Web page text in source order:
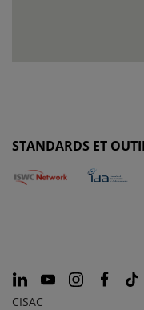
STANDARDS ET
CISAC